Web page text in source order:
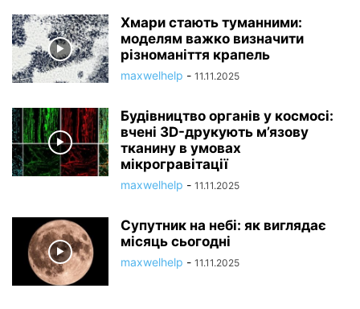
Хмари стають туманними:
моделям важко визначити
різноманіття крапель
maxwelhelp - 11.11.2025
Будівництво органів у космосі:
вчені 3D-друкують м’язову
тканину в умовах
мікрогравітації
maxwelhelp - 11.11.2025
Супутник на небі: як виглядає
місяць сьогодні
maxwelhelp - 11.11.2025